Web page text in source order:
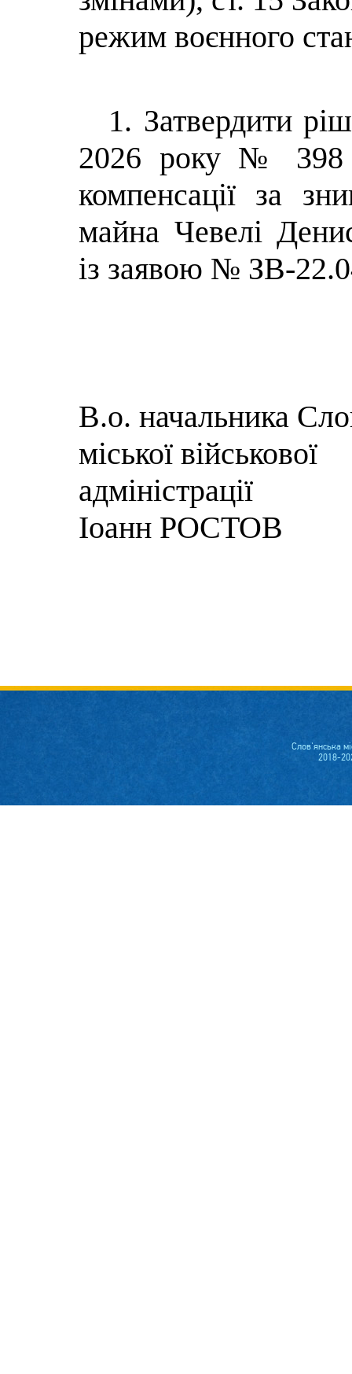
режим воєнного
1. Затвердити
2026 року № 398
компенсації за
майна Чевелі
із заявою № ЗВ-
В.о. начальника
міської військової
Іоанн РОСТОВ
Слов'янська
2018-